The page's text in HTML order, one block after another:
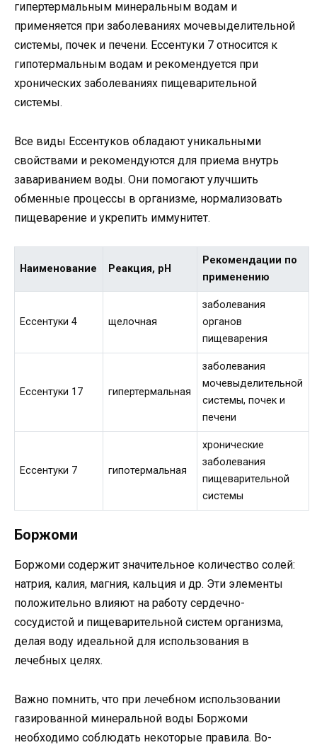
гипертермальным минеральным водам и
применяется при заболеваниях мочевыделительной
системы, почек и печени. Ессентуки 7 относится к
гипотермальным водам и рекомендуется при
хронических заболеваниях пищеварительной
системы.
Все виды Ессентуков обладают уникальными
свойствами и рекомендуются для приема внутрь
завариванием воды. Они помогают улучшить
обменные процессы в организме, нормализовать
пищеварение и укрепить иммунитет.
Наименование Реакция, pH
Рекомендации по
применению
Ессентуки 4 щелочная
заболевания
органов
пищеварения
Ессентуки 17 гипертермальная
заболевания
мочевыделительной
системы, почек и
печени
Ессентуки 7 гипотермальная
хронические
заболевания
пищеварительной
системы
Боржоми
Боржоми содержит значительное количество солей:
натрия, калия, магния, кальция и др. Эти элементы
положительно влияют на работу сердечно-
сосудистой и пищеварительной систем организма,
делая воду идеальной для использования в
лечебных целях.
Важно помнить, что при лечебном использовании
газированной минеральной воды Боржоми
необходимо соблюдать некоторые правила. Во-